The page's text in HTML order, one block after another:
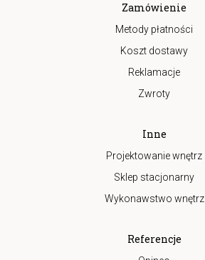
Zamówienie
Metody płatności
Koszt dostawy
Reklamacje
Zwroty
Inne
Projektowanie wnętrz
Sklep stacjonarny
Wykonawstwo wnętrz
Referencje